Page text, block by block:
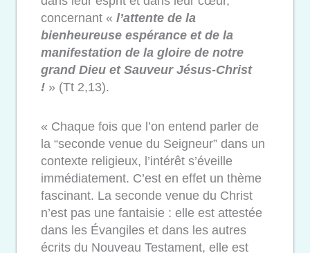
concernant « l’attente de la
bienheureuse espérance et de la
manifestation de la gloire de notre
grand Dieu et Sauveur Jésus-Christ
! » (Tt 2,13).
« Chaque fois que l’on entend parler de
la “seconde venue du Seigneur” dans un
contexte religieux, l’intérêt s’éveille
immédiatement. C’est en effet un thème
fascinant. La seconde venue du Christ
n’est pas une fantaisie : elle est attestée
dans les Évangiles et dans les autres
écrits du Nouveau Testament, elle est